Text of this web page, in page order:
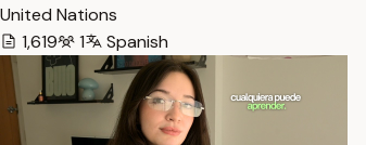
United Nations
1,619
1 Spanish